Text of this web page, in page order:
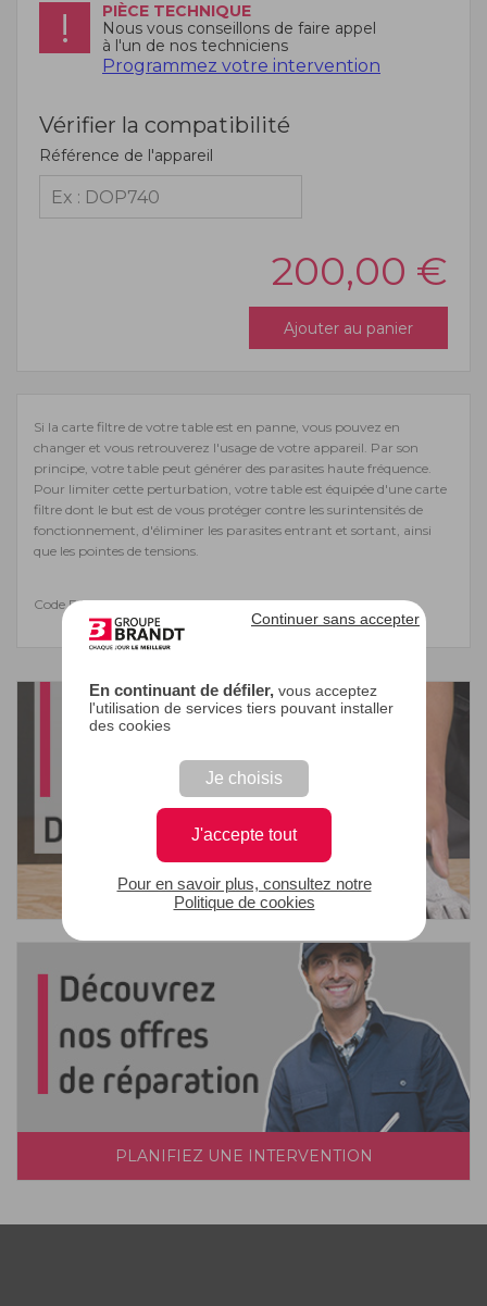
En continuant de défiler, vous acceptez
l'utilisation de services tiers pouvant installer
des cookies
Je choisis
J'accepte tout
Continuer sans accepter
Pour en savoir plus, consultez notre
Politique de cookies
PIÈCE TECHNIQUE
Nous vous conseillons de faire appel
à l'un de nos techniciens
Programmez votre intervention
Vérifier la compatibilité
Référence de l'appareil
200,00 €
Ajouter au panier
Si la carte filtre de votre table est en panne, vous pouvez en
changer et vous retrouverez l'usage de votre appareil. Par son
principe, votre table peut générer des parasites haute fréquence.
Pour limiter cette perturbation, votre table est équipée d'une carte
filtre dont le but est de vous protéger contre les surintensités de
fonctionnement, d'éliminer les parasites entrant et sortant, ainsi
que les pointes de tensions.
Code EAN : 3251430553834
PLANIFIEZ UNE INTERVENTION